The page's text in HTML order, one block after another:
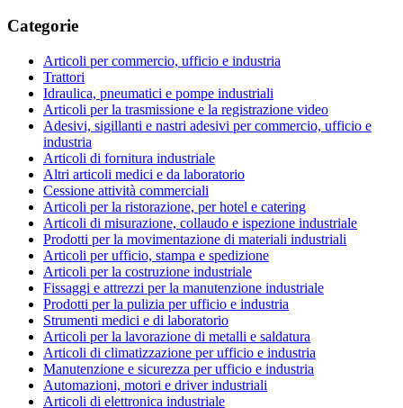
Categorie
Articoli per commercio, ufficio e industria
Trattori
Idraulica, pneumatici e pompe industriali
Articoli per la trasmissione e la registrazione video
Adesivi, sigillanti e nastri adesivi per commercio, ufficio e
industria
Articoli di fornitura industriale
Altri articoli medici e da laboratorio
Cessione attività commerciali
Articoli per la ristorazione, per hotel e catering
Articoli di misurazione, collaudo e ispezione industriale
Prodotti per la movimentazione di materiali industriali
Articoli per ufficio, stampa e spedizione
Articoli per la costruzione industriale
Fissaggi e attrezzi per la manutenzione industriale
Prodotti per la pulizia per ufficio e industria
Strumenti medici e di laboratorio
Articoli per la lavorazione di metalli e saldatura
Articoli di climatizzazione per ufficio e industria
Manutenzione e sicurezza per ufficio e industria
Automazioni, motori e driver industriali
Articoli di elettronica industriale